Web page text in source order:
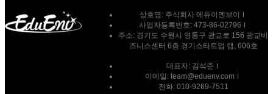
상호명: 주식회사 에듀이엔브이
사업자등록번호: 473-86-02796
주소: 경기도 수원시 영통구 광교로 156 광교비
즈니스센터 6층 경기스타트업 랩, 606호
대표자: 김석준
이메일: team@eduenv.com
전화: 010-9269-7511